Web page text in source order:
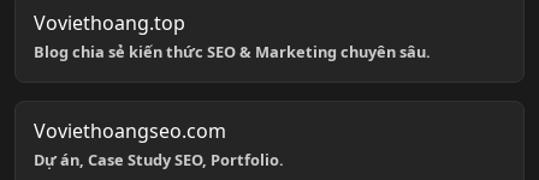
Voviethoang.top
Blog chia sẻ kiến thức SEO & Marketing chuyên sâu.
Voviethoangseo.com
Dự án, Case Study SEO, Portfolio.